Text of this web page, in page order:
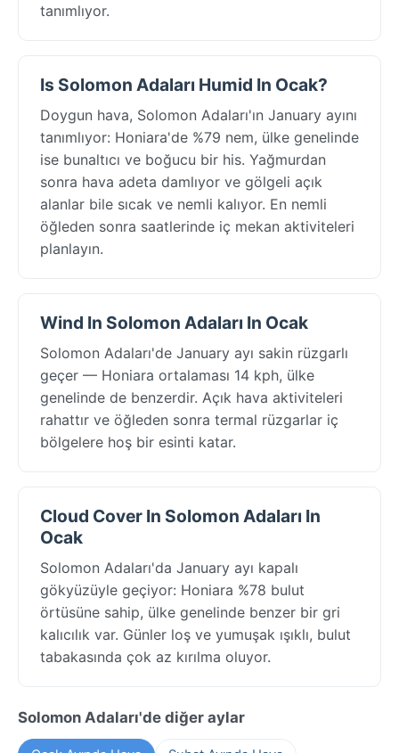
tanımlıyor.
Is Solomon Adaları Humid In Ocak?
Doygun hava, Solomon Adaları'ın January ayını
tanımlıyor: Honiara'de %79 nem, ülke genelinde
ise bunaltıcı ve boğucu bir his. Yağmurdan
sonra hava adeta damlıyor ve gölgeli açık
alanlar bile sıcak ve nemli kalıyor. En nemli
öğleden sonra saatlerinde iç mekan aktiviteleri
planlayın.
Wind In Solomon Adaları In Ocak
Solomon Adaları'de January ayı sakin rüzgarlı
geçer — Honiara ortalaması 14 kph, ülke
genelinde de benzerdir. Açık hava aktiviteleri
rahattır ve öğleden sonra termal rüzgarlar iç
bölgelere hoş bir esinti katar.
Cloud Cover In Solomon Adaları In
Ocak
Solomon Adaları'da January ayı kapalı
gökyüzüyle geçiyor: Honiara %78 bulut
örtüsüne sahip, ülke genelinde benzer bir gri
kalıcılık var. Günler loş ve yumuşak ışıklı, bulut
tabakasında çok az kırılma oluyor.
Solomon Adaları'de diğer aylar